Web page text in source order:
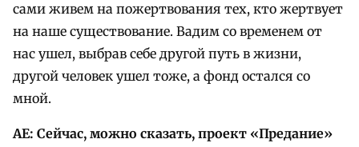
сами живем на пожертвования тех, кто жертвует
на наше существование. Вадим со временем от
нас ушел, выбрав себе другой путь в жизни,
другой человек ушел тоже, а фонд остался со
мной.
АЕ: Сейчас, можно сказать, проект «Предание»